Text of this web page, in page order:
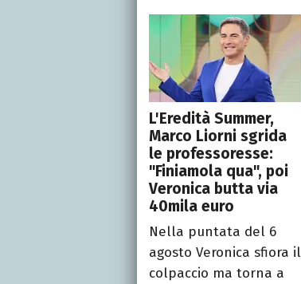
L'Eredità Summer,
Marco Liorni sgrida
le professoresse:
"Finiamola qua", poi
Veronica butta via
40mila euro
Nella puntata del 6
agosto Veronica sfiora il
colpaccio ma torna a